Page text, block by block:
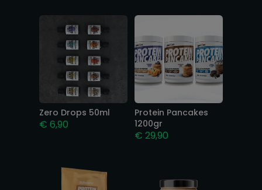
Zero Drops 50ml
€ 6,90
Protein Pancakes
1200gr
€ 29,90